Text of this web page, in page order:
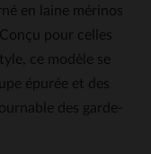
en laine mérinos
pour celles
ce modèle se
épurée et des
des garde-